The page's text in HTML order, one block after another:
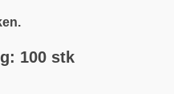
100 stk